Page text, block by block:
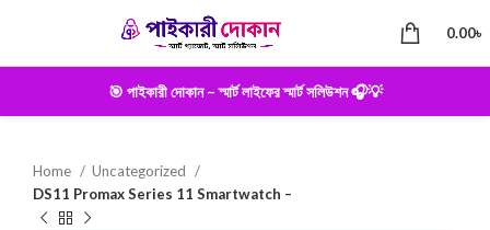
0.00৳
🎯 পাইকারী দোকান – স্মার্ট লাইফের স্মার্ট সলিউশন 🎧💡
Home
Uncategorized
DS11 Promax Series 11 Smartwatch –